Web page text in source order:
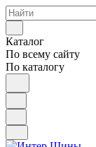
Каталог
По всему сайту
По каталогу